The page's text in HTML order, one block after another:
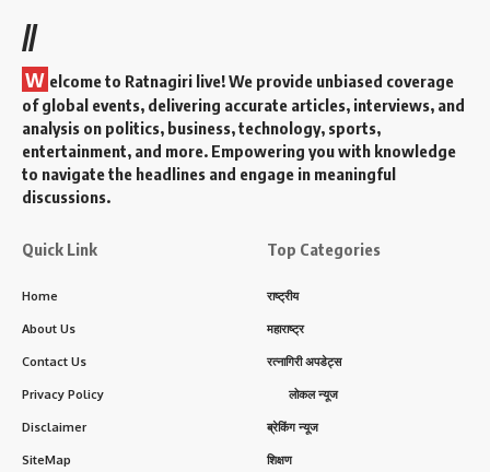
//
W elcome to Ratnagiri live! We provide unbiased coverage
of global events, delivering accurate articles, interviews, and
analysis on politics, business, technology, sports,
entertainment, and more. Empowering you with knowledge
to navigate the headlines and engage in meaningful
discussions.
Quick Link
Home
About Us
Contact Us
Privacy Policy
Disclaimer
SiteMap
Top Categories
राष्ट्रीय
महाराष्ट्र
रत्नागिरी अपडेट्स
लोकल न्यूज
ब्रेकिंग न्यूज
शिक्षण